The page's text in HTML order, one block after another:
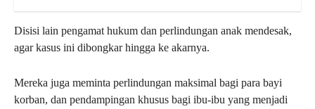
Disisi lain pengamat hukum dan perlindungan anak mendesak,
agar kasus ini dibongkar hingga ke akarnya.
Mereka juga meminta perlindungan maksimal bagi para bayi
korban, dan pendampingan khusus bagi ibu-ibu yang menjadi